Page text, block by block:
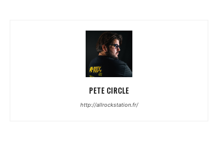
PETE CIRCLE
http://allrockstation.fr/